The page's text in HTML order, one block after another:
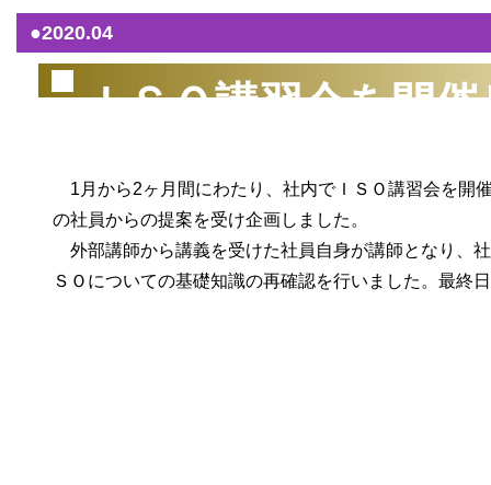
●2020.04
ＩＳＯ講習会を開
1月から2ヶ月間にわたり、社内でＩＳＯ講習会を開
の社員からの提案を受け企画しました。
外部講師から講義を受けた社員自身が講師となり、
ＳＯについての基礎知識の再確認を行いました。最終